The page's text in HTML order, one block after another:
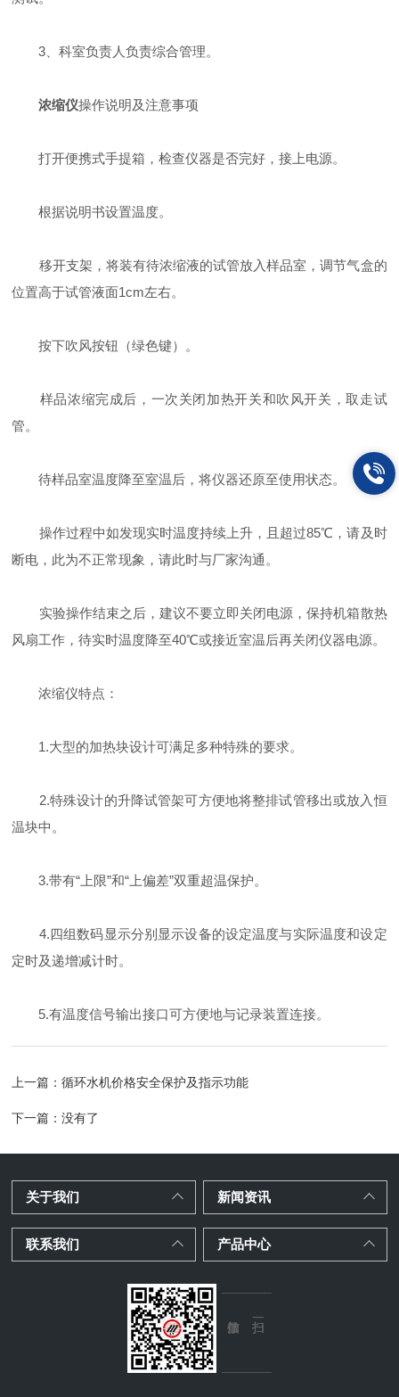
3、科室负责人负责综合管理。
浓缩仪操作说明及注意事项
打开便携式手提箱，检查仪器是否完好，接上电源。
根据说明书设置温度。
移开支架，将装有待浓缩液的试管放入样品室，调节气盒的
位置高于试管液面1cm左右。
按下吹风按钮（绿色键）。
样品浓缩完成后，一次关闭加热开关和吹风开关，取走试
管。
待样品室温度降至室温后，将仪器还原至使用状态。
操作过程中如发现实时温度持续上升，且超过85℃，请及时
断电，此为不正常现象，请此时与厂家沟通。
实验操作结束之后，建议不要立即关闭电源，保持机箱散热
风扇工作，待实时温度降至40℃或接近室温后再关闭仪器电源。
浓缩仪特点：
1.大型的加热块设计可满足多种特殊的要求。
2.特殊设计的升降试管架可方便地将整排试管移出或放入恒
温块中。
3.带有“上限”和“上偏差”双重超温保护。
4.四组数码显示分别显示设备的设定温度与实际温度和设定
定时及递增减计时。
5.有温度信号输出接口可方便地与记录装置连接。
上一篇：循环水机价格安全保护及指示功能
下一篇：没有了
关于我们 新闻资讯
联系我们 产品中心